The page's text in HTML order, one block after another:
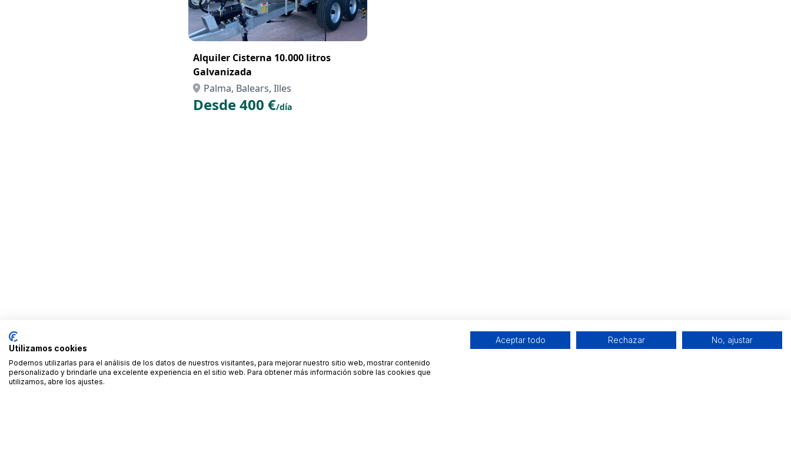
Alquiler Cisterna 10.000 litros
Galvanizada
Palma, Balears, Illes
Desde 400 €/día
Utilizamos cookies
Podemos utilizarlas para el análisis de los datos de nuestros visitantes, para mejorar nuestro sitio web, mostrar contenido
personalizado y brindarle una excelente experiencia en el sitio web. Para obtener más información sobre las cookies que
utilizamos, abre los ajustes.
Aceptar todo Rechazar No, ajustar